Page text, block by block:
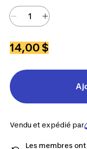
14,00 $
Vendu et expédié par
Les membres